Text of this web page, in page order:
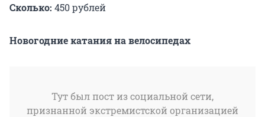
Сколько: 450 рублей
Новогодние катания на велосипедах
Тут был пост из социальной сети,
признанной экстремистской организацией